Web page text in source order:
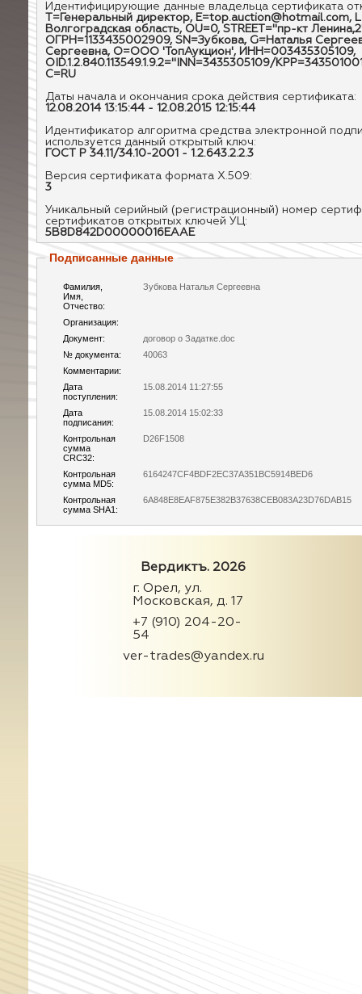
Идентифицирующие данные владельца сертификата
T=Генеральный директор, E=top.auction@hotmail.com,
Волгоградская область, OU=0, STREET="пр-кт
ОГРН=1133435002909, SN=Зубкова, G=Наталья
Сергеевна, O=ООО 'ТопАукцион', ИНН=003435305109,
OID.1.2.840.113549.1.9.2="INN=3435305109/
C=RU
Даты начала и окончания срока действия сертификата:
12.08.2014 13:15:44 - 12.08.2015 12:15:44
Идентификатор алгоритма средства электронной
используется данный открытый ключ:
ГОСТ Р 34.11/34.10-2001 - 1.2.643.2.2.3
Версия сертификата формата X.509:
3
Уникальный серийный (регистрационный) номер
сертификатов открытых ключей УЦ:
5B8D842D00000016EAAE
Подписанные данные
Фамилия,
Имя,
Отчество:
Зубкова Наталья Сергеевна
Организация:
Документ:
договор о Задатке.doc
№ документа:
40063
Комментарии:
Дата
поступления:
15.08.2014 11:27:55
Дата
подписания:
15.08.2014 15:02:33
Контрольная
сумма
CRC32:
D26F1508
Контрольная
сумма MD5:
6164247CF4BDF2EC37A351BC5914BED6
Контрольная
сумма SHA1:
6A848E8EAF875E382B37638CEB083A23D76DAB15
Вердиктъ. 2026
г. Орел, ул.
Московская, д. 17
+7 (910) 204-20-
54
ver-trades@yandex.ru